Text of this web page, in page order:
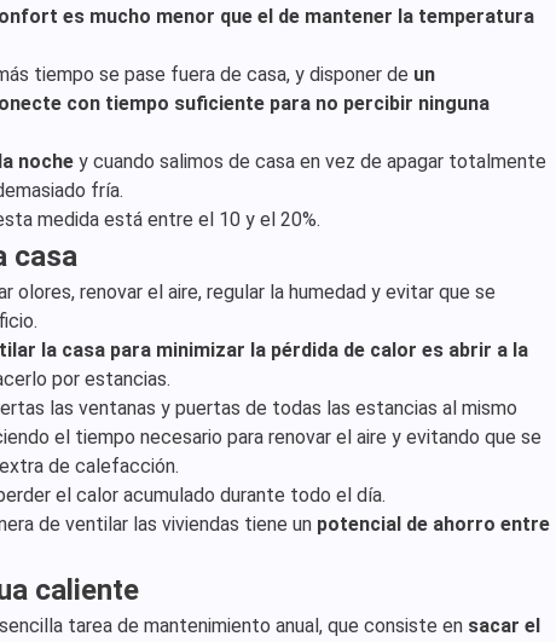
es mucho menor que el de mantener la temperatura
tiempo se pase fuera de casa, y disponer de un
con tiempo suficiente para no percibir ninguna
noche y cuando salimos de casa en vez de apagar totalmente
fría.
medida está entre el 10 y el 20%.
casa
olores, renovar el aire, regular la humedad y evitar que se
la casa para minimizar la pérdida de calor es abrir a la
por estancias.
las ventanas y puertas de todas las estancias al mismo
el tiempo necesario para renovar el aire y evitando que se
de calefacción.
el calor acumulado durante todo el día.
de ventilar las viviendas tiene un potencial de ahorro entre
caliente
tarea de mantenimiento anual, que consiste en sacar el